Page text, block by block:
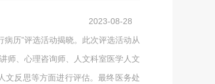
2023-08-28
历”评选活动揭晓。此次评选活动从
师、心理咨询师、人文科室医学人文
文反思等方面进行评估。最终医务处